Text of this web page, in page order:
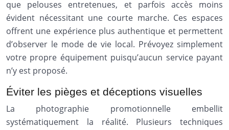
que pelouses entretenues, et parfois accès moins
évident nécessitant une courte marche. Ces espaces
offrent une expérience plus authentique et permettent
d’observer le mode de vie local. Prévoyez simplement
votre propre équipement puisqu’aucun service payant
n’y est proposé.
Éviter les pièges et déceptions visuelles
La photographie promotionnelle embellit
systématiquement la réalité. Plusieurs techniques